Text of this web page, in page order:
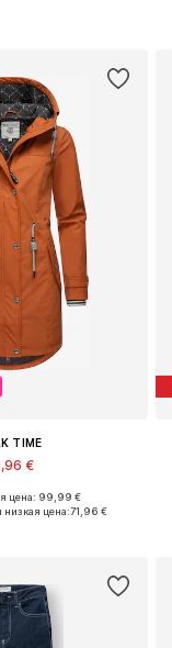
TIME
€
XXXL, 5XL
цена: 99,99 €
низкая цена:71,96 €